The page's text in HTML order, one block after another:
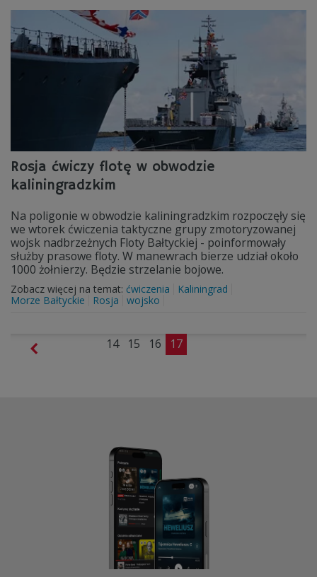
Rosja ćwiczy flotę w obwodzie
kaliningradzkim
Na poligonie w obwodzie kaliningradzkim rozpoczęły się
we wtorek ćwiczenia taktyczne grupy zmotoryzowanej
wojsk nadbrzeżnych Floty Bałtyckiej - poinformowały
służby prasowe floty. W manewrach bierze udział około
1000 żołnierzy. Będzie strzelanie bojowe.
Zobacz więcej na temat: ćwiczenia
Kaliningrad
Morze Bałtyckie
Rosja wojsko
14 15 16 17